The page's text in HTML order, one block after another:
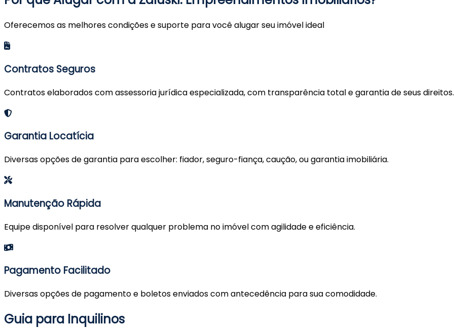
Oferecemos as melhores condições e suporte para você alugar seu imóvel ideal
Contratos Seguros
Contratos elaborados com assessoria jurídica especializada, com transparência total e garantia de seus direitos.
Garantia Locatícia
Diversas opções de garantia para escolher: fiador, seguro-fiança, caução, ou garantia imobiliária.
Manutenção Rápida
Equipe disponível para resolver qualquer problema no imóvel com agilidade e eficiência.
Pagamento Facilitado
Diversas opções de pagamento e boletos enviados com antecedência para sua comodidade.
Guia para Inquilinos